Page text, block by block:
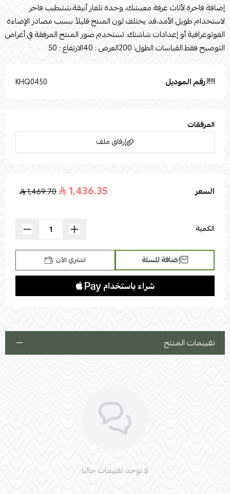
إضافة فاخرة لأثاث غرفة معيشك، وحدة تلفاز أنيقة،بتشطيب فاخر
لاستخدام طويل الأمد،قد يختلف لون المنتج قليلاً بسبب مصادر الإضاءة
الفوتوغرافية أو إعدادات شاشتك. تستخدم صور المنتج المرفقة في أغراض
التوضيح فقط.القياسات الطول: 200العرض : 40الارتفاع : 50
رقم الموديل KHQ0450
المرفقات
إرفاق ملف
اسحب و افلت الملف هنا
السعر 1,436.35
1,469.70
الكمية
إضافة للسلة اشتري الآن
تقييمات المنتج
لا توجد تقييمات حاليا